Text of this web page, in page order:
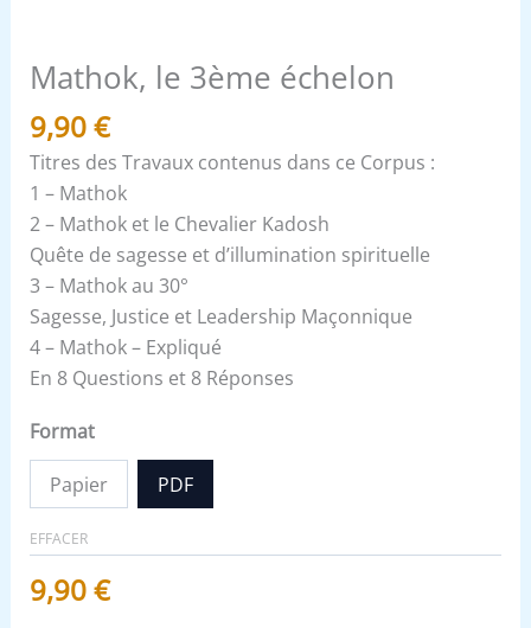
Mathok, le 3ème échelon
9,90€
Titres des Travaux contenus dans ce Corpus :
1 – Mathok
2 – Mathok et le Chevalier Kadosh
Quête de sagesse et d’illumination spirituelle
3 – Mathok au 30°
Sagesse, Justice et Leadership Maçonnique
4 – Mathok – Expliqué
En 8 Questions et 8 Réponses
Format
Papier PDF
EFFACER
9,90€